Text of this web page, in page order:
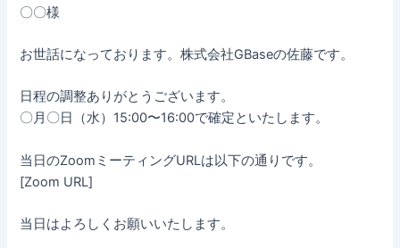
〇〇様
お世話になっております。株式会社GBaseの佐藤です。
日程の調整ありがとうございます。
〇月〇日（水）15:00〜16:00で確定といたします。
当日のZoomミーティングURLは以下の通りです。
[Zoom URL]
当日はよろしくお願いいたします。